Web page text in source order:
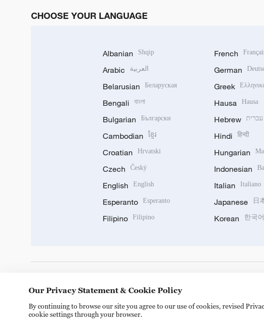
CHOOSE YOUR LANGUAGE
Albanian Shqip
Arabic العربية
Belarusian Беларуская
Bengali বাংলা
Bulgarian Български
Cambodian ខ្មែរ
Croatian Hrvatski
Czech Český
English English
Esperanto Esperanto
Filipino Filipino
French
German
Greek
Hausa Hausa
Hebrew עברית
Hindi हिन्दी
Hungarian
Indonesian
Italian Italiano
Japanese 日
Korean 한국어
Our Privacy Statement & Cookie Policy
By continuing to browse our site you agree to our use of cookies, revised
cookie settings through your browser.